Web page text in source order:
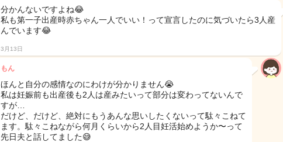
分かんないですよね😂
私も第一子出産時赤ちゃん一人でいい！って宣言したのに気づいたら3人産
んでいます😂
3月13日
もん
ほんと自分の感情なのにわけが分かりません😭
私は妊娠前も出産後も2人は産みたいって部分は変わってないんで
すが…
だけど、だけど、絶対にもうあんな思いしたくないって駄々こねて
ます。駄々こねながら何月くらいから2人目妊活始めようか〜って
先日夫と話してました😅